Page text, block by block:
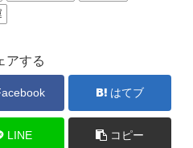
アする
はてブ
LINE コピー